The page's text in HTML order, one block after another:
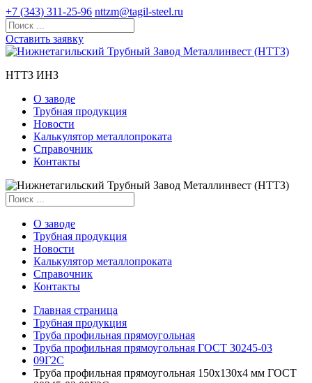
+7 (343) 311-25-96 nttzm@tagil-steel.ru
Оставить заявку
НТТЗ ИНЗ
О заводе
Трубная продукция
Новости
Калькулятор металлопроката
Справочник
Контакты
О заводе
Трубная продукция
Новости
Калькулятор металлопроката
Справочник
Контакты
Главная страница
Трубная продукция
Труба профильная прямоугольная
Труба профильная прямоугольная ГОСТ 30245-03
09Г2С
Труба профильная прямоугольная 150x130x4 мм ГОСТ